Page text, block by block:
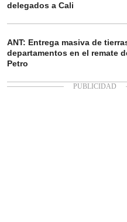
delegados a Cali
ANT: Entrega masiva de
departamentos en el remate
Petro